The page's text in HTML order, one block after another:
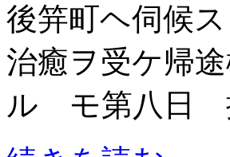
後笄町ヘ伺候
治癒ヲ受ケ帰
ル モ第八日